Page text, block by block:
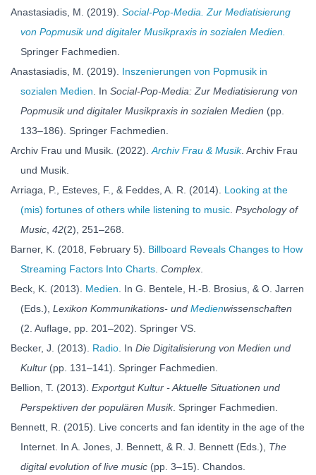
Anastasiadis, M. (2019). Social-Pop-Media. Zur Mediatisierung
von Popmusik und digitaler Musikpraxis in sozialen Medien.
Springer Fachmedien.
Anastasiadis, M. (2019). Inszenierungen von Popmusik in
sozialen Medien . In Social-Pop-Media: Zur Mediatisierung von
Popmusik und digitaler Musikpraxis in sozialen Medien (pp.
133–186). Springer Fachmedien.
Archiv Frau und Musik. (2022). Archiv Frau & Musik. Archiv Frau
und Musik.
Arriaga, P., Esteves, F., & Feddes, A. R. (2014). Looking at the
(mis) fortunes of others while listening to music Psychology of
Music 42(2), 251–268.
Barner, K. (2018, February 5). Billboard Reveals Changes to How
Streaming Factors Into Charts Complex
Beck, K. (2013). Medien . In G. Bentele, H.-B. Brosius, & O. Jarren
(Eds.), Lexikon Kommunikations- und Medienwissenschaften
(2. Auflage, pp. 201–202). Springer VS.
Becker, J. (2013). Radio . In Die Digitalisierung von Medien und
Kultur (pp. 131–141). Springer Fachmedien.
Bellion, T. (2013). Exportgut Kultur - Aktuelle Situationen und
Perspektiven der populären Musik. Springer Fachmedien.
Bennett, R. (2015). Live concerts and fan identity in the age of the
Internet. In A. Jones, J. Bennett, & R. J. Bennett (Eds.), The
digital evolution of live music (pp. 3–15). Chandos.